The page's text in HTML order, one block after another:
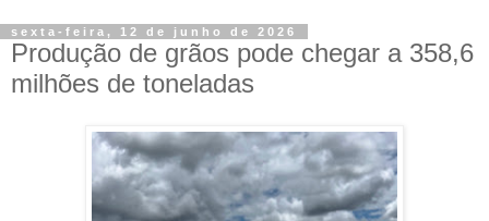
sexta-feira, 12 de junho de 2026
Produção de grãos pode chegar a 358,6
milhões de toneladas